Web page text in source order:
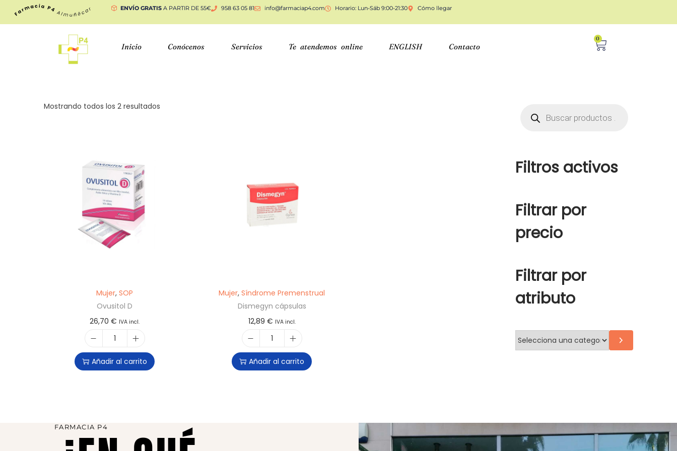
ENVÍO GRATIS A PARTIR DE 55€ 958 63 05 81 info@farmaciap4.com Horario: Lun-Sáb 9:00-21:30 Cómo llegar
Inicio Conócenos Servicios Te atendemos online ENGLISH Contacto
0
Mostrando todos los 2 resultados
Mujer,SOP
Ovusitol D
26,70€ IVA incl.
Añadir al carrito
Mujer,Síndrome Premenstrual
Dismegyn cápsulas
12,89 € IVA incl.
Añadir al carrito
Filtros activos
Filtrar por
precio
Filtrar por
atributo
FARMACIA P4